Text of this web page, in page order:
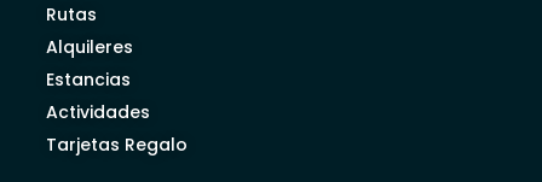
Rutas
Alquileres
Estancias
Actividades
Tarjetas Regalo